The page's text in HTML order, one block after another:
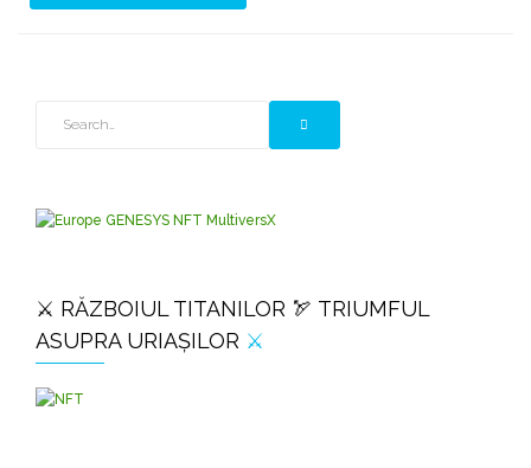
⚔️ RĂZBOIUL TITANILOR 🏹 TRIUMFUL
ASUPRA URIAȘILOR ⚔️